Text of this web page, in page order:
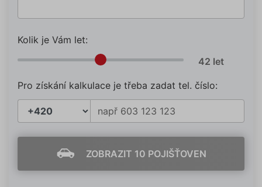
Kolik je Vám let:
Pro získání kalkulace je třeba zadat tel. číslo:
ZOBRAZIT 10 POJIŠŤOVEN